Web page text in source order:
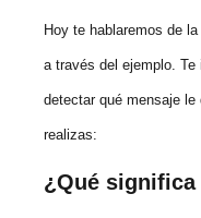
Hoy te hablaremos de
a través del ejemplo.
detectar qué mensaje
realizas:
¿Qué